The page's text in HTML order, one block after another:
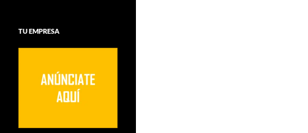
TU EMPRESA